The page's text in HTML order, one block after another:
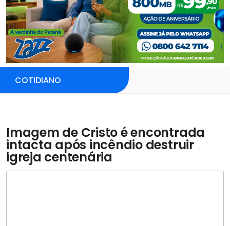
COTIDIANO
Imagem de Cristo é encontrada
intacta após incêndio destruir
igreja centenária